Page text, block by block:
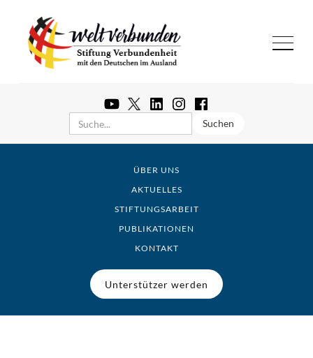
ÜBER UNS
AKTUELLES
STIFTUNGSARBEIT
PUBLIKATIONEN
KONTAKT
Unterstützer werden